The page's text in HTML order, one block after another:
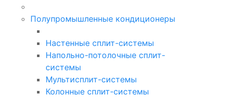
Полупромышленные кондиционеры
Настенные сплит-системы
Напольно-потолочные сплит-
системы
Мультисплит-системы
Колонные сплит-системы